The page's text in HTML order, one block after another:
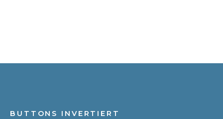
BUTTONS INVERTIERT